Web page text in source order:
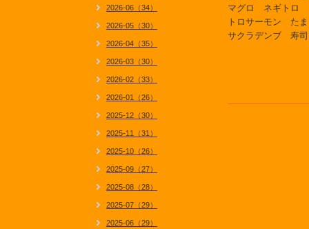
マグロ ネギトロ
トロサーモン た
サクラデンブ 寿
2026-06（34）
2026-05（30）
2026-04（35）
2026-03（30）
2026-02（33）
2026-01（26）
2025-12（30）
2025-11（31）
2025-10（26）
2025-09（27）
2025-08（28）
2025-07（29）
2025-06（29）